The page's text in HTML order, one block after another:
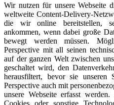
Wir nutzen für unsere Webseite
weltweite Content-Delivery-
die wir online bereitstellen,
ankommen, wenn dabei große
bewegt werden müssen.
Perspective mit all seinen
auf der ganzen Welt zwischen
geschaltet wird, den
herausfiltert, bevor sie unseren
Perspective auch mit
unsere Webseite erfasst
Cookies oder sonstige